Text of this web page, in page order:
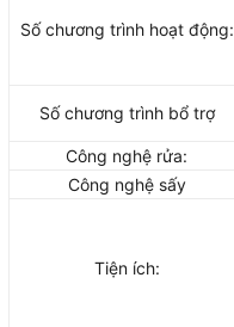
Số chương trình hoạt động:
Số chương trình bổ trợ
Công nghệ rửa:
Công nghệ sấy
Tiện ích: